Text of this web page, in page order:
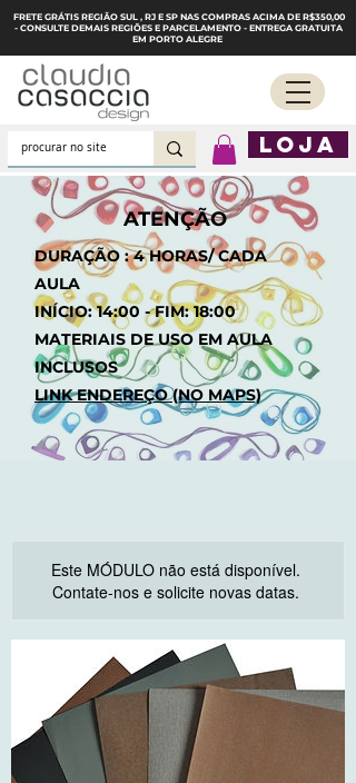
FRETE GRÁTIS REGIÃO SUL , RJ E SP NAS COMPRAS ACIMA DE R$350,00
- CONSULTE DEMAIS REGIÕES E PARCELAMENTO - ENTREGA GRATUITA
EM PORTO ALEGRE
LOJA
ATENÇÃO
DURAÇÃO : 4 HORAS/ CADA
AULA
INÍCIO: 14:00 - FIM: 18:00
MATERIAIS DE USO EM AULA
INCLUSOS
LINK ENDEREÇO (NO MAPS)
Este MÓDULO não está disponível.
Contate-nos e solicite novas datas.